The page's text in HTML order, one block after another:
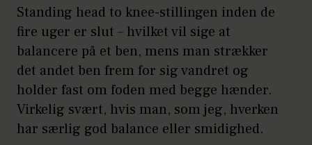
Standing head to knee-stillingen inden de
fire uger er slut – hvilket vil sige at
balancere på et ben, mens man strækker
det andet ben frem for sig vandret og
holder fast om foden med begge hænder.
Virkelig svært, hvis man, som jeg, hverken
har særlig god balance eller smidighed.